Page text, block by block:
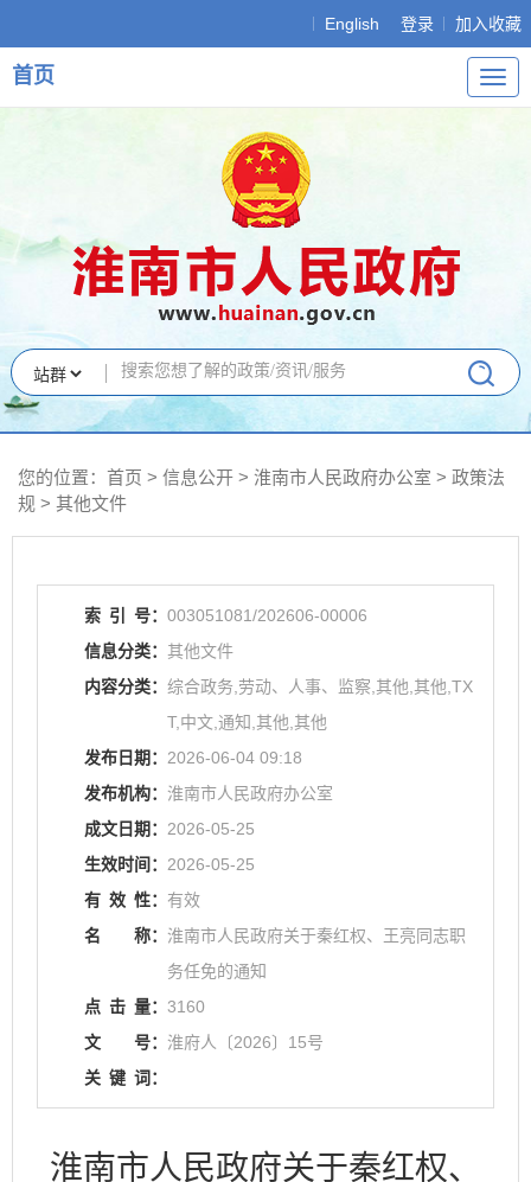
English 登录 加入收藏
导
航
首页
您的位置： 首页 > 信息公开 > 淮南市人民政府办公室 > 政策法
规 > 其他文件
索 引 号： 003051081/202606-00006
信息分类： 其他文件
内容分类： 综合政务,劳动、人事、监察,其他,其他,TX
T,中文,通知,其他,其他
发布日期： 2026-06-04 09:18
发布机构： 淮南市人民政府办公室
成文日期： 2026-05-25
生效时间： 2026-05-25
有 效 性： 有效
名
称： 淮南市人民政府关于秦红权、王亮同志职
务任免的通知
点 击 量： 3160
文
号： 淮府人〔2026〕15号
关 键 词：
淮南市人民政府关于秦红权、